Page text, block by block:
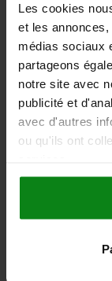
Les cookies
et les
médias sociaux
partageons
notre site avec
publicité et
avec d'autres
ou qu'ils ont
02041 B
PIED DE